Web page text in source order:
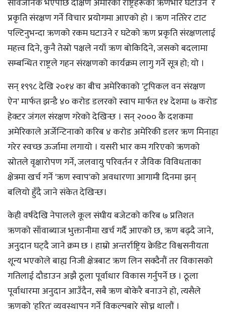
सार्वजनिक भएपछि दक्षिण अमेरिकी राष्ट्रहरूको ऋणभार घटाउने र
प्रकृति संरक्षण गर्ने विचार प्रयोगमा आएको हो । ऋण नतिरेर टाट
पल्टिनुभन्दा ऋणको रकम घटाउने र घटेको ऋण प्रकृति संरक्षणलाई
महत्त्व दिने, कुनै तेस्रो पक्षले नयाँ ऋण बोकिदिने, जसको बदलामा
सम्बन्धित राष्ट्रले गहन संरक्षणको कार्यक्रम लागु गर्ने सूत्र हो; यो ।
सन् १९९८ देखि २०१४ का बीच अमेरिकाको 'ट्रपिकल वन संरक्षण
ऐन' मार्फत झन्डै ४० करोड डलरको स्वाप मार्फत १४ देशमा ७ करोड
हेक्टर जंगल संरक्षण गरेको देखिन्छ । सन् २००० कै दशकमा
अमेरिकाले अर्जेन्टिनाको करिब ४ करोड अमेरिकी डलर ऋण मिनाहा
गरेर स्वच्छ ऊर्जामा लगायो । यसरी भार कम गरिएको ऋणको
स्रोतले वृक्षारोपण गर्ने, जलवायु परिवर्तन र जैविक विविधताका
क्षेत्रमा खर्च गर्ने 'ऋण स्वाप'को अवधारणा आगामी दिनमा झन्
बलियो हुँदै जाने संकेत देखिन्छ।
केही वर्षदेखि नेपालले कूल संघीय बजेटको करिब ७ प्रतिशत
ऋणको साँवाब्याज भुक्तानीमा खर्च गर्दै आएको छ, ऋण बढ्दै जाने,
अनुदान घट्दै जाने क्रम छ । हाम्रो अन्तर्राष्ट्रिय क्रेडिट विश्वसनीयता
शून्य भएकोले बाह्य निजी क्षेत्रबाट ऋण लिन सक्दैनौं तर विकासको
गतिलाई दौडाउन अझै ठूला पूर्वाधार विकास गर्नुपर्ने छ । ठूला
पूर्वाधारमा अनुदान आउँदैन, सबै ऋण बोकेरै बनाउने हो, त्यसैले
ऋणको 'हरित' व्यवस्थापन गर्ने विकल्पबारे सोच्न थालौं ।